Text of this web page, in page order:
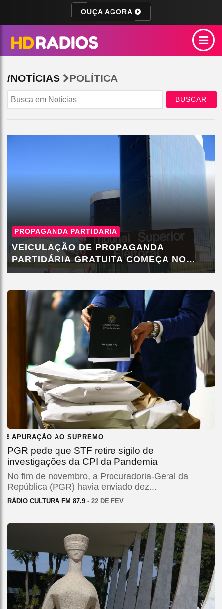
OUÇA AGORA
/NOTÍCIAS POLÍTICA
BUSCAR
PROPAGANDA PARTIDÁRIA
VEICULAÇÃO DE PROPAGANDA
PARTIDÁRIA GRATUITA COMEÇA NO
SÁBADO
APURAÇÃO AO SUPREMO
PGR pede que STF retire sigilo de
investigações da CPI da Pandemia
No fim de novembro, a Procuradoria-Geral da
República (PGR) havia enviado dez...
RÁDIO CULTURA FM 87.9 - 22 DE FEV